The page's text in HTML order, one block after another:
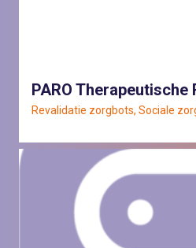
PARO Therapeutische
Revalidatie zorgbots, Sociale